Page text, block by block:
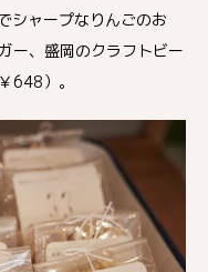
シャープなりんごのお
ー、盛岡のクラフトビー
648）。